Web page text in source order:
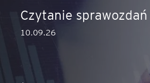
Czytanie
10.09.26